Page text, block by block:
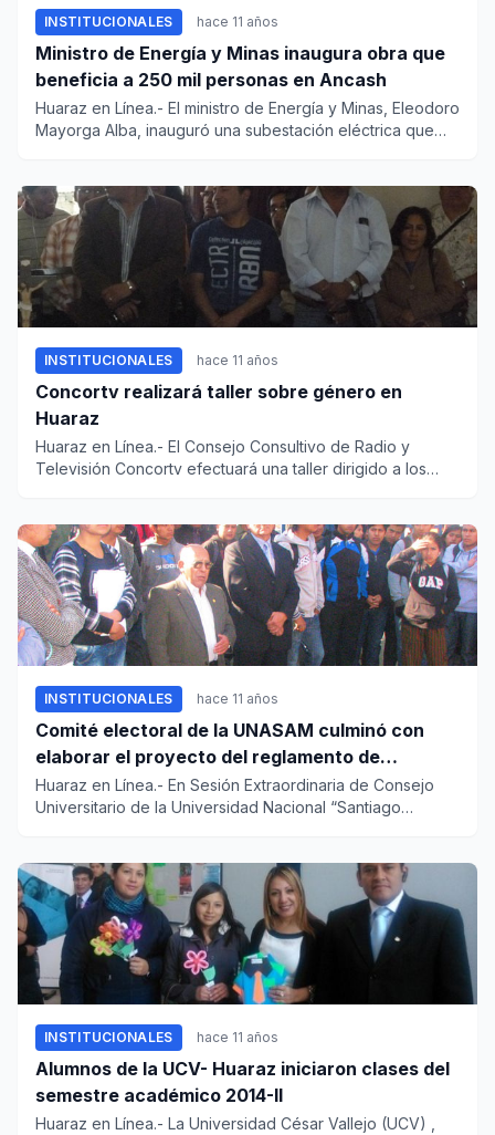
INSTITUCIONALES hace 11 años
Ministro de Energía y Minas inaugura obra que
beneficia a 250 mil personas en Ancash
Huaraz en Línea.- El ministro de Energía y Minas, Eleodoro
Mayorga Alba, inauguró una subestación eléctrica que
INSTITUCIONALES hace 11 años
Concortv realizará taller sobre género en
Huaraz
Huaraz en Línea.- El Consejo Consultivo de Radio y
Televisión Concortv efectuará una taller dirigido a los
INSTITUCIONALES hace 11 años
Comité electoral de la UNASAM culminó con
elaborar el proyecto del reglamento de
elecciones
Huaraz en Línea.- En Sesión Extraordinaria de Consejo
Universitario de la Universidad Nacional “Santiago
INSTITUCIONALES hace 11 años
Alumnos de la UCV- Huaraz iniciaron clases del
semestre académico 2014-II
Huaraz en Línea.- La Universidad César Vallejo (UCV) ,